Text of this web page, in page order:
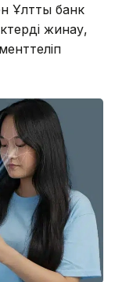
Ұлттық банк
жинау,